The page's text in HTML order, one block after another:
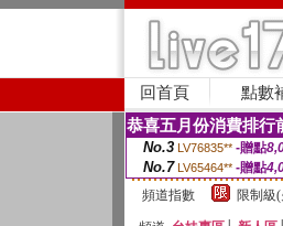
回首頁 點數
恭喜五月份消費排行
No.3 LV76835** -贈點
No.7 LV65464** -贈點
頻道指數
限制級